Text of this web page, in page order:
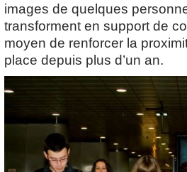
images de quelques
transforment en support de
moyen de renforcer la
place depuis plus d’un an.